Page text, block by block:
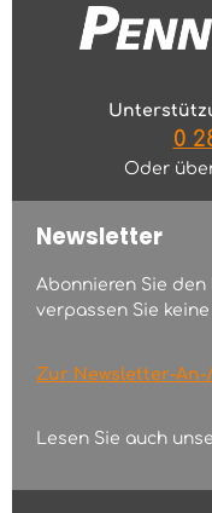
0
Oder
Newsletter
Abonnieren Sie
verpassen Sie
Zur Newsletter-
Lesen Sie auch